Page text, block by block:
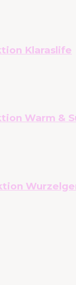
Klaraslife
Warm &